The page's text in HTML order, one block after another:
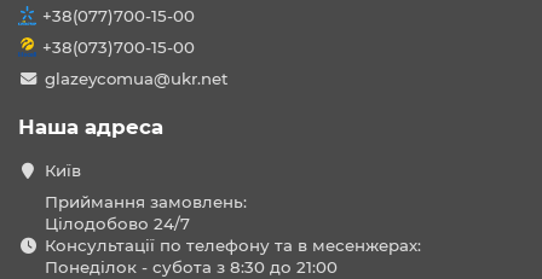
+38(077)700-15-00
+38(073)700-15-00
glazeycomua@ukr.net
Наша адреса
Київ
Приймання замовлень:
Цілодобово 24/7
Консультації по телефону та в месенжерах:
Понеділок - субота з 8:30 до 21:00